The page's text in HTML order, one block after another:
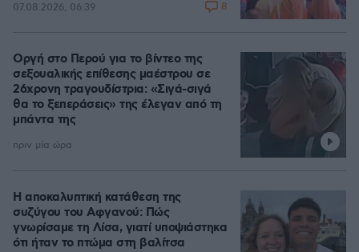
07.08.2026, 06:39 8
Οργή στο Περού για το βίντεο της
σεξουαλικής επίθεσης μαέστρου σε
26χρονη τραγουδίστρια: «Σιγά-σιγά
θα το ξεπεράσεις» της έλεγαν από τη
μπάντα της
πριν μία ώρα
Η αποκαλυπτική κατάθεση της
συζύγου του Αφγανού: Πώς
γνωρίσαμε τη Λίσα, γιατί υποψιάστηκα
ότι ήταν το πτώμα στη βαλίτσα